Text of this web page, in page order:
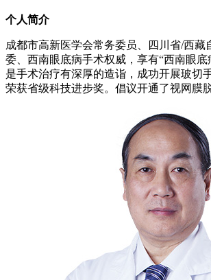
个人简介
成都市高新医学会常务委员、四川省/西
委、西南眼底病手术权威，享有“西南眼
是手术治疗有深厚的造诣，成功开展玻切
荣获省级科技进步奖。倡议开通了视网膜